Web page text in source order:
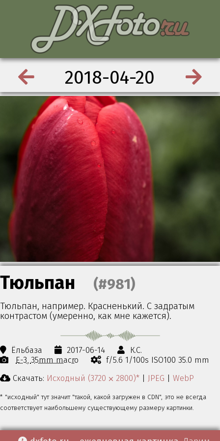
2018-04-20
Тюльпан (#981)
Тюльпан, например. Красненький. С задратым
контрастом (умеренно, как мне кажется).
Ёльбаза 2017-06-14
К.С.
E-3 35mm macro
f/5.6 1/100s ISO100 35.0 mm
Скачать: Исходный (3720 ⨉ 2800)* JPEG WebP
* "исходный" тут значит "такой, какой загружен в CDN", это не всегда
соответствует наибольшему существующему размеру картинки.